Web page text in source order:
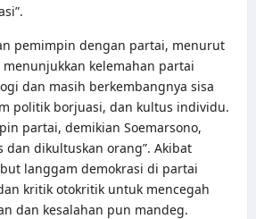
pemimpin dengan partai, menurut
kelemahan partai
dan masih berkembangnya sisa
politik borjuasi, dan kultus individu.
partai, demikian Soemarsono,
dan dikultuskan orang”. Akibat
langgam demokrasi di partai
kritik otokritik untuk mencegah
dan kesalahan pun mandeg.